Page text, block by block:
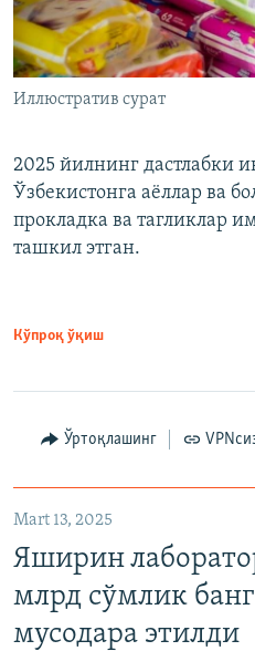
Иллюстратив сурат
2025 йилнинг дастлабки
Ўзбекистонга аёллар ва
прокладка ва тагликлар
ташкил этган.
Кўпроқ ўқиш
Ўртоқлашинг
Mart 13, 2025
Яширин
млрд сўмлик
мусодара этилди